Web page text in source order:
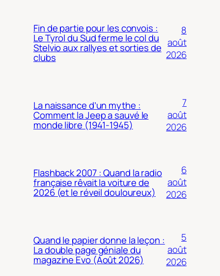
Fin de partie pour les convois :
Le Tyrol du Sud ferme le col du
Stelvio aux rallyes et sorties de
clubs
8
août
2026
La naissance d’un mythe :
Comment la Jeep a sauvé le
monde libre (1941-1945)
7
août
2026
Flashback 2007 : Quand la radio
française rêvait la voiture de
2026 (et le réveil douloureux)
6
août
2026
Quand le papier donne la leçon :
La double page géniale du
magazine Evo (Août 2026)
5
août
2026